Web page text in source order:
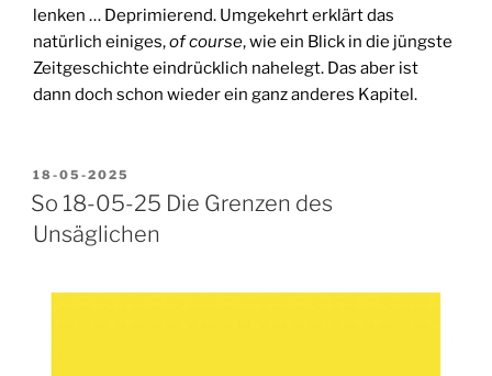
lenken … Deprimierend. Umgekehrt erklärt das
natürlich einiges,of course, wie ein Blick in die jüngste
Zeitgeschichte eindrücklich nahelegt. Das aber ist
dann doch schon wieder ein ganz anderes Kapitel.
VERÖFFENTLICHT
AM
18-05-2025
So 18-05-25 Die Grenzen des
Unsäglichen